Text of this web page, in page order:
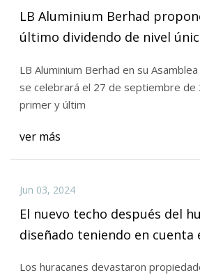
LB Aluminium Berhad
último dividendo de nivel
pagadero el 18 de octubre de
LB Aluminium Berhad en su
se celebrará el 27 de septiembre de
primer y últim
ver más
Jun 03, 2024
El nuevo techo después del
diseñado teniendo en cuenta
Los huracanes devastaron